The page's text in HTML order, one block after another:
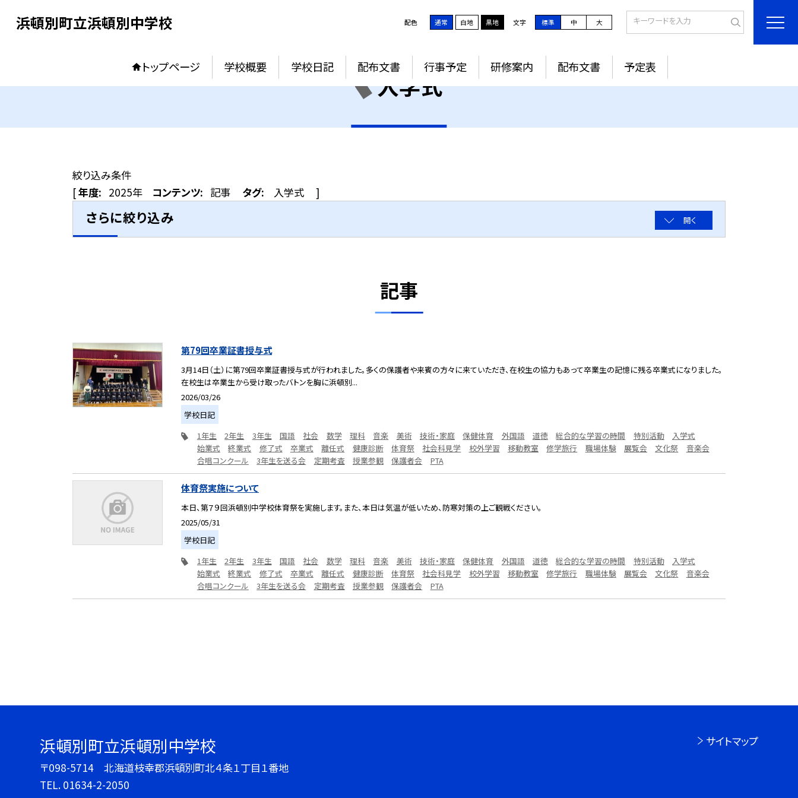
浜頓別町立浜頓別中学校 配色 通常 白地 黒地 文字 標準 中 大
トップページ 学校概要 学校日記 配布文書 行事予定 研修案内 配布文書 予定表
入学式
絞り込み条件
[年度: 2025年 コンテンツ: 記事 タグ: 入学式 ]
さらに絞り込み 開く
記事
第79回卒業証書授与式
3月14日（土）に第79回卒業証書授与式が行われました。多くの保護者や来賓の方々に来ていただき、在校生の協力もあって卒業生の記憶に残る卒業式になりました。
在校生は卒業生から受け取ったバトンを胸に浜頓別...
2026/03/26
学校日記
1年生
2年生 3年生 国語 社会 数学 理科 音楽 美術 技術・家庭 保健体育 外国語 道徳 総合的な学習の時間 特別活動
入学式
始業式
終業式 修了式 卒業式 離任式 健康診断 体育祭 社会科見学 校外学習 移動教室 修学旅行 職場体験 展覧会 文化祭
音楽会
合唱コンクール
3年生を送る会 定期考査 授業参観 保護者会 PTA
体育祭実施について
本日、第７９回浜頓別中学校体育祭を実施します。また、本日は気温が低いため、防寒対策の上ご観戦ください。
2025/05/31
学校日記
1年生
2年生 3年生 国語 社会 数学 理科 音楽 美術 技術・家庭 保健体育 外国語 道徳 総合的な学習の時間 特別活動
入学式
始業式
終業式 修了式 卒業式 離任式 健康診断 体育祭 社会科見学 校外学習 移動教室 修学旅行 職場体験 展覧会 文化祭
音楽会
合唱コンクール
3年生を送る会 定期考査 授業参観 保護者会 PTA
浜頓別町立浜頓別中学校
〒098-5714 北海道枝幸郡浜頓別町北４条１丁目１番地
TEL. 01634-2-2050
サイトマップ